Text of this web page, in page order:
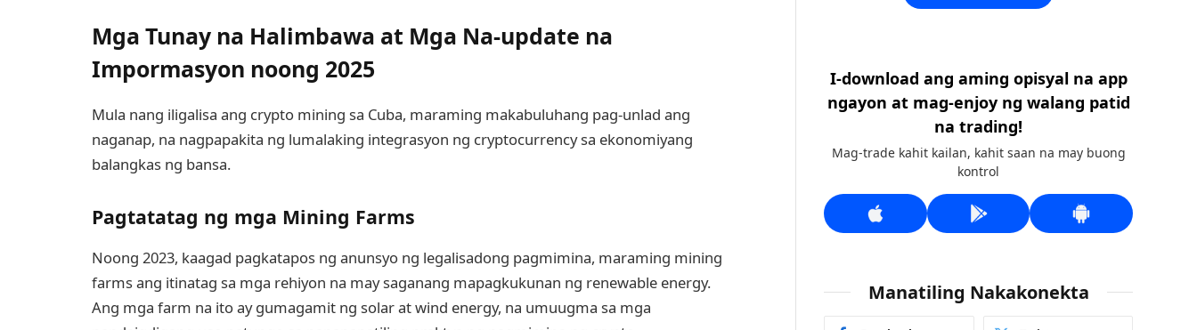
Mga Tunay na Halimbawa at Mga Na-update na
Impormasyon noong 2025
Mula nang iligalisa ang crypto mining sa Cuba, maraming makabuluhang pag-unlad ang
naganap, na nagpapakita ng lumalaking integrasyon ng cryptocurrency sa ekonomiyang
balangkas ng bansa.
Pagtatatag ng mga Mining Farms
Noong 2023, kaagad pagkatapos ng anunsyo ng legalisadong pagmimina, maraming mining
farms ang itinatag sa mga rehiyon na may saganang mapagkukunan ng renewable energy.
Ang mga farm na ito ay gumagamit ng solar at wind energy, na umuugma sa mga
I-download ang aming opisyal na app
ngayon at mag-enjoy ng walang patid
na trading!
Mag-trade kahit kailan, kahit saan na may buong
kontrol
Manatiling Nakakonekta